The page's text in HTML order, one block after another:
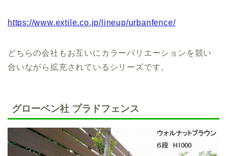
https://www.extile.co.jp/lineup/urbanfence/
どちらの会社もお互いにカラーバリエーションを競い
合いながら拡充されているシリーズです。
グローベン社 プラドフェンス